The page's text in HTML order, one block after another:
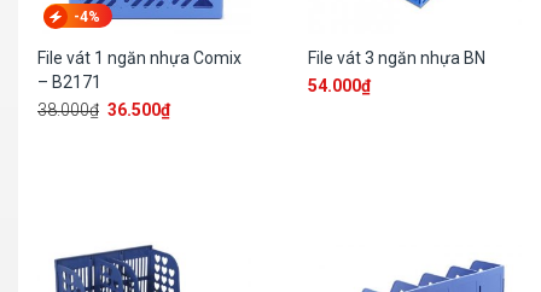
-4%
File vát 1 ngăn nhựa Comix
– B2171
38.000₫ 36.500₫
File vát 3 ngăn nhựa BN
54.000₫